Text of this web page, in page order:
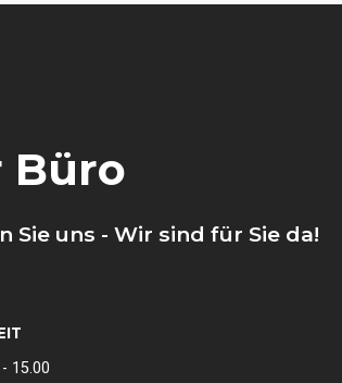
Büro
Sie uns - Wir sind für Sie da!
15.00